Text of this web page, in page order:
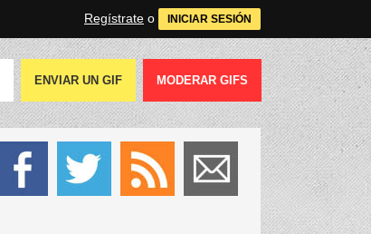
Regístrate o INICIAR SESIÓN
ENVIAR UN GIF MODERAR GIFS